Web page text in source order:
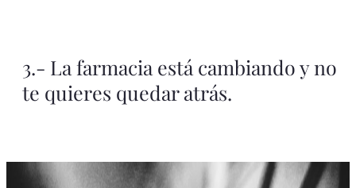
3.- La farmacia está cambiando y no
te quieres quedar atrás.